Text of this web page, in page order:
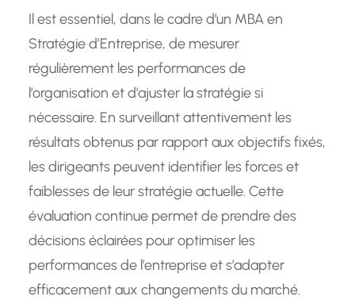
Il est essentiel, dans le cadre d’un MBA en
Stratégie d’Entreprise, de mesurer
régulièrement les performances de
l’organisation et d’ajuster la stratégie si
nécessaire. En surveillant attentivement les
résultats obtenus par rapport aux objectifs fixés,
les dirigeants peuvent identifier les forces et
faiblesses de leur stratégie actuelle. Cette
évaluation continue permet de prendre des
décisions éclairées pour optimiser les
performances de l’entreprise et s’adapter
efficacement aux changements du marché.